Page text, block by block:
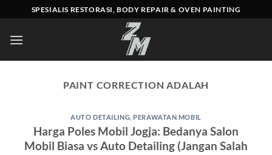
to
content
SPESIALIS RESTORASI, BODY REPAIR & OVEN PAINTING
PAINT CORRECTION ADALAH
AUTO DETAILING PERAWATAN MOBIL
Harga Poles Mobil Jogja: Bedanya Salon
Mobil Biasa vs Auto Detailing (Jangan Salah